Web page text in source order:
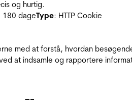
og hurtig.
180 dageType: HTTP Cookie
med at forstå, hvordan
at indsamle og rapportere